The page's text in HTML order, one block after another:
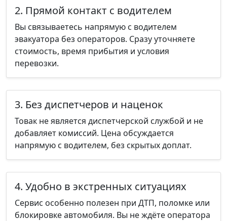
2. Прямой контакт с водителем
Вы связываетесь напрямую с водителем
эвакуатора без операторов. Сразу уточняете
стоимость, время прибытия и условия
перевозки.
3. Без диспетчеров и наценок
Товак не является диспетчерской службой и не
добавляет комиссий. Цена обсуждается
напрямую с водителем, без скрытых доплат.
4. Удобно в экстренных ситуациях
Сервис особенно полезен при ДТП, поломке или
блокировке автомобиля. Вы не ждёте оператора